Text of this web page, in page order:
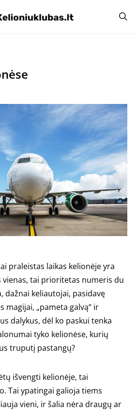
praleistas laikas kelionėje yra
tai prioritetas numeris du
dažnai keliautojai, pasidavę
magijai, „pameta galvą“ ir
dalykus, dėl ko paskui tenka
tyko kelionėse, kurių
truputį pastangų?
išvengti kelionėje, tai
Tai ypatingai galioja tiems
vieni, ir šalia nėra draugų ar